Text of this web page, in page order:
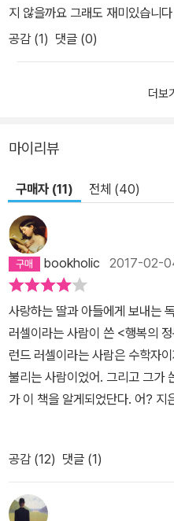
지 않을까요 그래도 재미있습니다
공감 (1) 댓글 (0)
더보기
마이리뷰
구매자 (11) 전체 (40)
bookholic 2017-02-
사랑하는 딸과 아들에게 보내는
러셀이라는 사람이 쓴 <행복의
런드 러셀이라는 사람은 수학자
불리는 사람이었어. 그리고 그가
가 이 책을 알게되었단다. 어? 지
에 재미있게 읽은 책 <사람들이
기>를 쓴 사람이었어. 그래서더
번읽어봐야겠다고 생각을 했어.
에서 이 책을 만나게 되었단다. 그
공감 (12) 댓글 (1)